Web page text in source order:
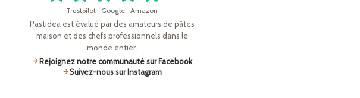
Trustpilot · Google · Amazon
Pastidea est évalué par des amateurs de pâtes
maison et des chefs professionnels dans le
monde entier.
Rejoignez notre communauté sur Facebook
Suivez-nous sur Instagram